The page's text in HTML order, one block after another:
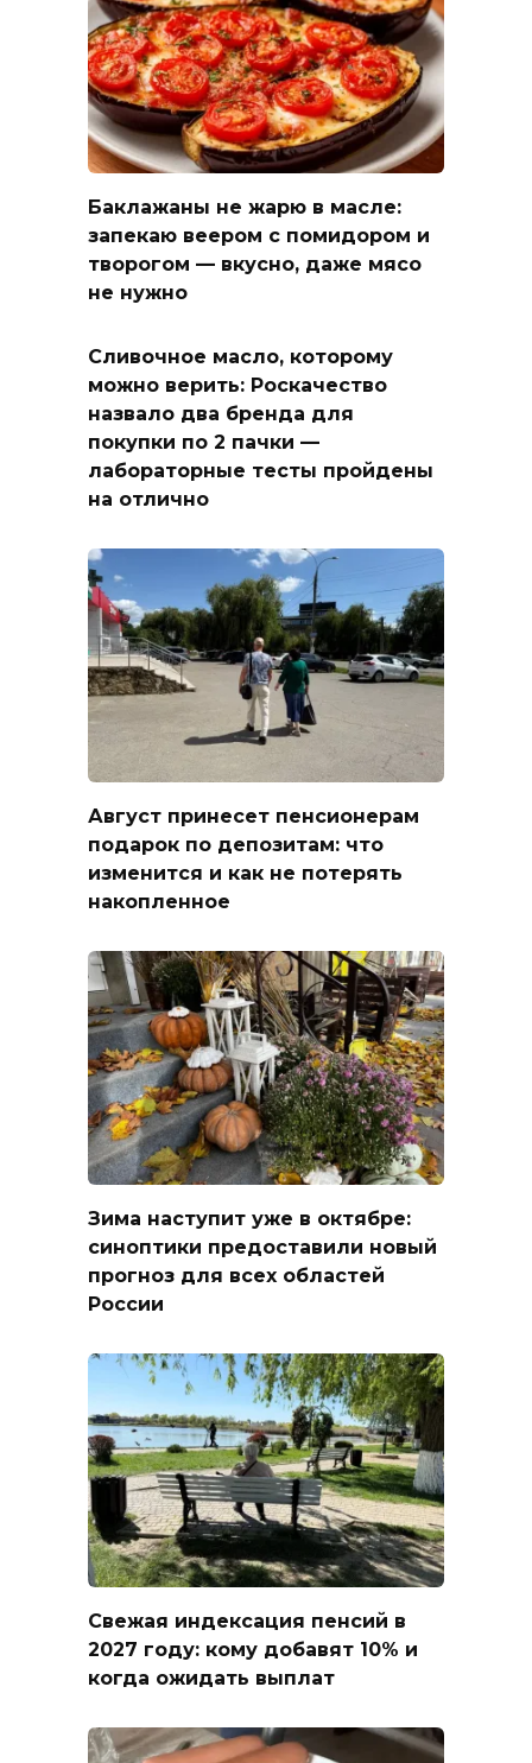
Баклажаны не жарю в масле:
запекаю веером с помидором и
творогом — вкусно, даже мясо
не нужно
Сливочное масло, которому
можно верить: Роскачество
назвало два бренда для
покупки по 2 пачки —
лабораторные тесты пройдены
на отлично
Август принесет пенсионерам
подарок по депозитам: что
изменится и как не потерять
накопленное
Зима наступит уже в октябре:
синоптики предоставили новый
прогноз для всех областей
России
Свежая индексация пенсий в
2027 году: кому добавят 10% и
когда ожидать выплат